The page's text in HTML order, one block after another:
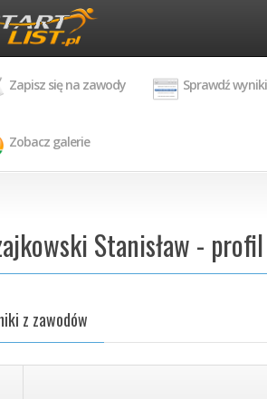
Zapisz się na zawody Sprawdź wyniki
Zobacz galerie
Stanisław -
z zawodów